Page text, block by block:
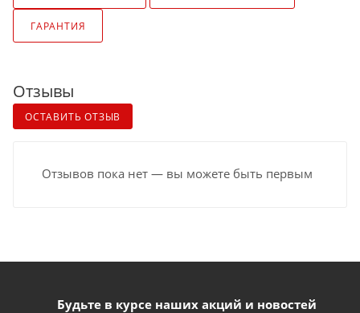
ГАРАНТИЯ
Отзывы
ОСТАВИТЬ ОТЗЫВ
Отзывов пока нет — вы можете быть первым
Будьте в курсе наших акций и новостей